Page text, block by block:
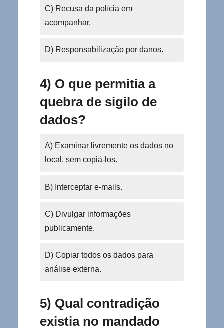
C) Recusa da polícia em
acompanhar.
D) Responsabilização por danos.
4) O que permitia a
quebra de sigilo de
dados?
A) Examinar livremente os dados no
local, sem copiá-los.
B) Interceptar e-mails.
C) Divulgar informações
publicamente.
D) Copiar todos os dados para
análise externa.
5) Qual contradição
existia no mandado